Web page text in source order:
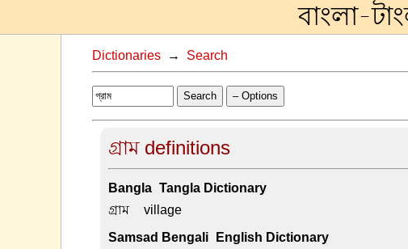
বাংলা-
Dictionaries→ Search
Search – Options
গ্রাম definitions
Bangla-Tangla Dictionary
গ্রাম – village
Samsad Bengali-English Dictionary